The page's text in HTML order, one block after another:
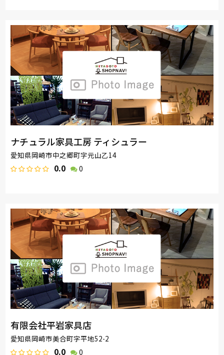
ナチュラル家具工房 ティシュラー
愛知県岡崎市中之郷町字元山乙14
0.0 0
有限会社平岩家具店
愛知県岡崎市美合町字平地52-2
0.0 0